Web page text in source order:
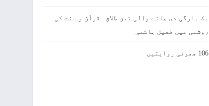
یک بارگی دی جانے والی تین طلاق _قرآن و سنت کی
روشنی میں طفیل ہاشمی
106 جھوٹی روایتیں